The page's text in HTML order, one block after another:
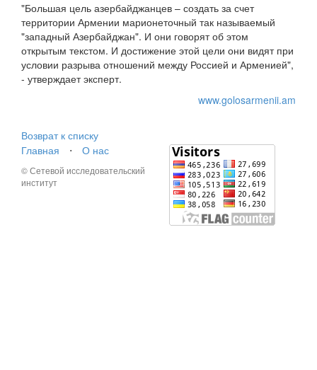
"Большая цель азербайджанцев – создать за счет
территории Армении марионеточный так называемый
"западный Азербайджан". И они говорят об этом
открытым текстом. И достижение этой цели они видят при
условии разрыва отношений между Россией и Арменией",
- утверждает эксперт.
www.golosarmenii.am
Возврат к списку
Главная
⋅ О нас
© Сетевой исследовательский
институт